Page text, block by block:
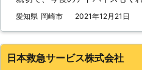
して
到着
動く
愛知県 岡崎市 2021年12月21日
日本救急サービス株式会社